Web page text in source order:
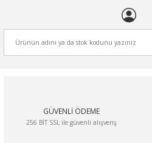
GÜVENLİ ÖDEME
256 BİT SSL ile güvenli alışveriş